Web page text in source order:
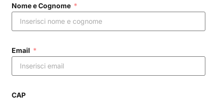
Nome e Cognome
Email
CAP